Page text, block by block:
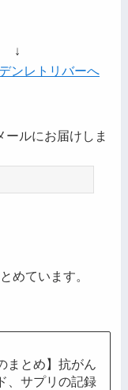
↓
ールにお届けしま
めています。
まとめ】抗がん
、サプリの記録